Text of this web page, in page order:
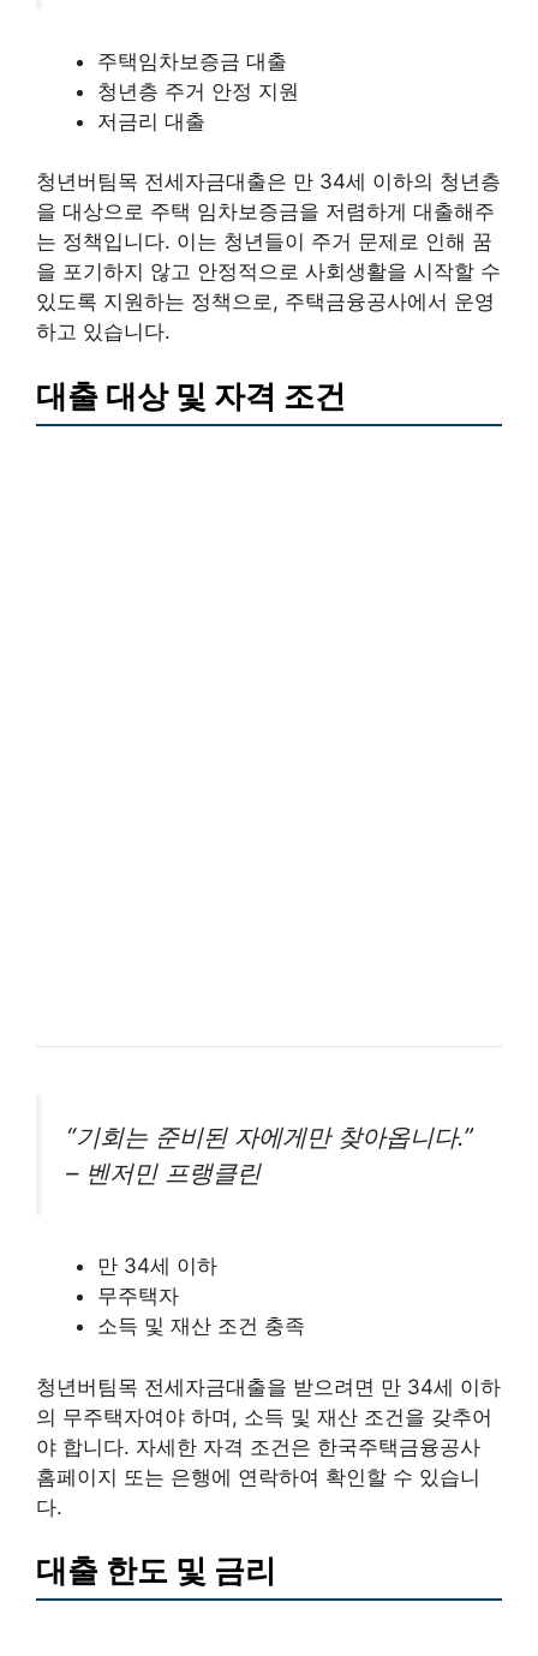
주택임차보증금 대출
청년층 주거 안정 지원
저금리 대출
청년버팀목 전세자금대출은 만 34세 이하의 청년층
을 대상으로 주택 임차보증금을 저렴하게 대출해주
는 정책입니다. 이는 청년들이 주거 문제로 인해 꿈
을 포기하지 않고 안정적으로 사회생활을 시작할 수
있도록 지원하는 정책으로, 주택금융공사에서 운영
하고 있습니다.
대출 대상 및 자격 조건
“기회는 준비된 자에게만 찾아옵니다.”
– 벤저민 프랭클린
만 34세 이하
무주택자
소득 및 재산 조건 충족
청년버팀목 전세자금대출을 받으려면 만 34세 이하
의 무주택자여야 하며, 소득 및 재산 조건을 갖추어
야 합니다. 자세한 자격 조건은 한국주택금융공사
홈페이지 또는 은행에 연락하여 확인할 수 있습니
다.
대출 한도 및 금리